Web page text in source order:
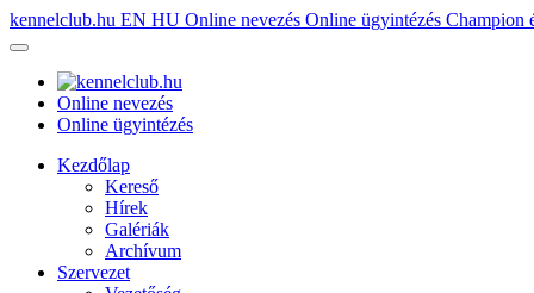
kennelclub.hu EN HU Online nevezés Online ügyintézés Champion
Online nevezés
Online ügyintézés
Kezdőlap
Kereső
Hírek
Galériák
Archívum
Szervezet